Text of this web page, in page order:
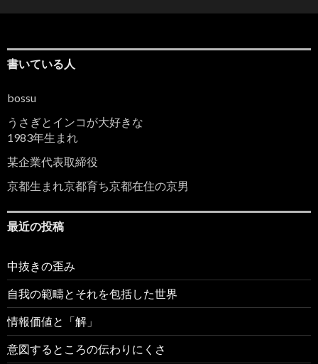
書いている人
bossu
うさぎとインコが大好きな
1983年生まれ
某企業代表取締役
京都生まれ京都育ち京都在住の京男
最近の投稿
中抜きの歪み
自我の範疇とそれを包括した世界
情報価値と「解」
意図するところの伝わりにくさ